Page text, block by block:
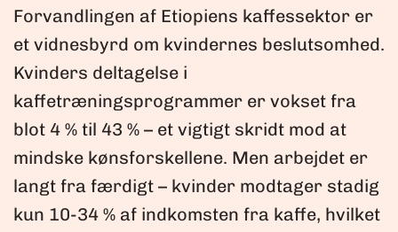
Forvandlingen af Etiopiens kaffessektor er
et vidnesbyrd om kvindernes beslutsomhed.
Kvinders deltagelse i
kaffetræningsprogrammer er vokset fra
blot 4 % til 43 % – et vigtigt skridt mod at
mindske kønsforskellene. Men arbejdet er
langt fra færdigt – kvinder modtager stadig
kun 10-34 % af indkomsten fra kaffe, hvilket